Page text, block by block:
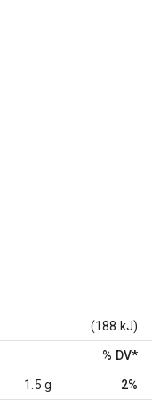
(188 kJ)
% DV*
1.5 g 2%